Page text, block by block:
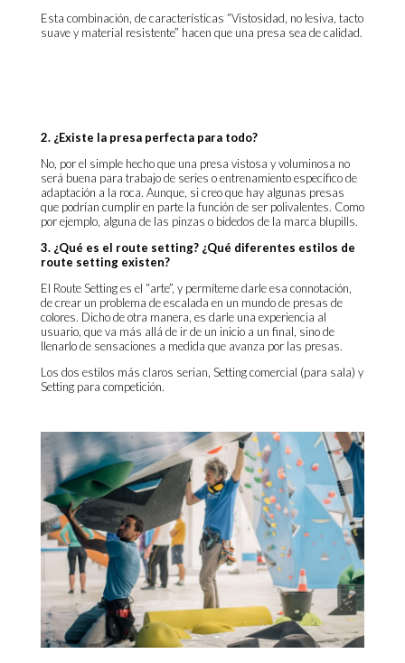
Esta combinación, de características “Vistosidad, no lesiva, tacto
suave y material resistente” hacen que una presa sea de calidad.
2. ¿Existe la presa perfecta para todo?
No, por el simple hecho que una presa vistosa y voluminosa no
será buena para trabajo de series o entrenamiento específico de
adaptación a la roca. Aunque, si creo que hay algunas presas
que podrían cumplir en parte la función de ser polivalentes. Como
por ejemplo, alguna de las pinzas o bidedos de la marca blupills.
3. ¿Qué es el route setting? ¿Qué diferentes estilos de
route setting existen?
El Route Setting es el “arte”, y permíteme darle esa connotación,
de crear un problema de escalada en un mundo de presas de
colores. Dicho de otra manera, es darle una experiencia al
usuario, que va más allá de ir de un inicio a un final, sino de
llenarlo de sensaciones a medida que avanza por las presas.
Los dos estilos más claros serian, Setting comercial (para sala) y
Setting para competición.